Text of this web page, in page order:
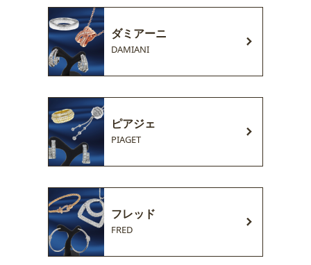
ダミアーニ
DAMIANI
ピアジェ
PIAGET
フレッド
FRED